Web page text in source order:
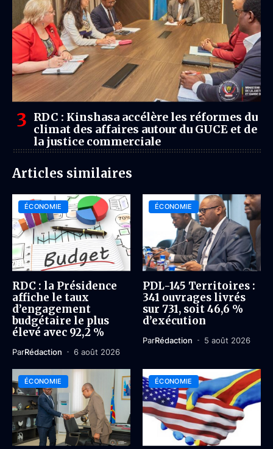
RDC : Kinshasa accélère les réformes du
climat des affaires autour du GUCE et de
la justice commerciale
Articles similaires
ÉCONOMIE
RDC : la Présidence
affiche le taux
d’engagement
budgétaire le plus
élevé avec 92,2 %
ParRédaction 6 août 2026
ÉCONOMIE
PDL-145 Territoires :
341 ouvrages livrés
sur 731, soit 46,6 %
d’exécution
ParRédaction 5 août 2026
ÉCONOMIE ÉCONOMIE